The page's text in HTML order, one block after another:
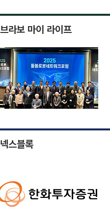
브라보 마이 라이프
넥스블록